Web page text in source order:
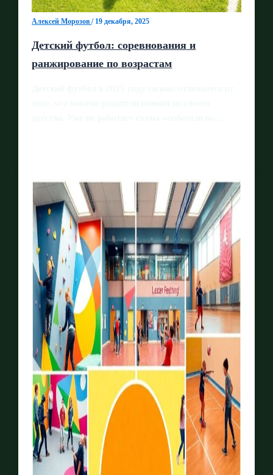
Алексей Морозов/ 19 декабря, 2025
Детский футбол: соревнования и
ранжирование по возрастам